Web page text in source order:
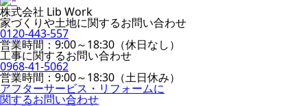
株式会社 Lib Work
家づくりや土地に関するお問い合わせ
0120-443-557
営業時間：9:00～18:30（休日なし）
工事に関するお問い合わせ
0968-41-5062
営業時間：9:00～18:30（土日休み）
アフターサービス・リフォームに
関するお問い合わせ